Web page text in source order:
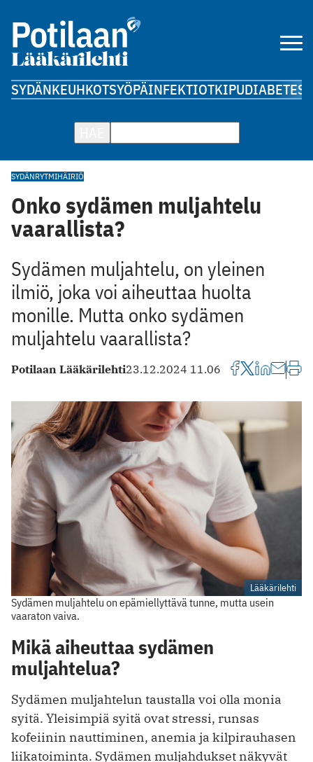
SYDÄNKEUHKOTSYÖPÄINFEKTIOTKIPUDIABETES
SYDÄNRYTMIHÄIRIÖ
Onko sydämen muljahtelu
vaarallista?
Sydämen muljahtelu, on yleinen
ilmiö, joka voi aiheuttaa huolta
monille. Mutta onko sydämen
muljahtelu vaarallista?
Potilaan Lääkärilehti23.12.2024 11.06
Lääkärilehti
Sydämen muljahtelu on epämiellyttävä tunne, mutta usein
vaaraton vaiva.
Mikä aiheuttaa sydämen
muljahtelua?
Sydämen muljahtelun taustalla voi olla monia
syitä. Yleisimpiä syitä ovat stressi, runsas
kofeiinin nauttiminen, anemia ja kilpirauhasen
liikatoiminta. Sydämen muljahdukset näkyvät